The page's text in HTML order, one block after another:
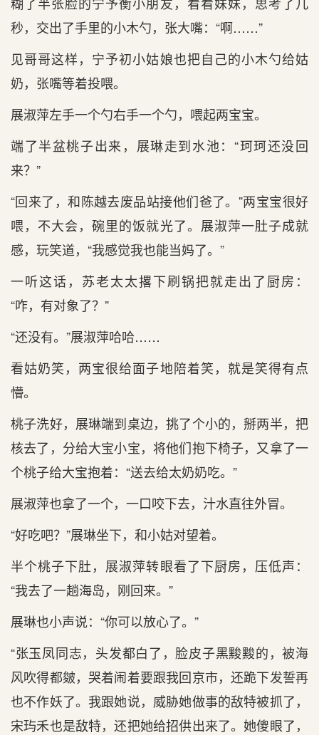
秒，交出了手里的小木勺，张大嘴：“啊……”
见哥哥这样，宁予初小姑娘也把自己的小木勺给姑
奶，张嘴等着投喂。
展淑萍左手一个勺右手一个勺，喂起两宝宝。
端了半盆桃子出来，展琳走到水池：“珂珂还没回
来？”
“回来了，和陈越去废品站接他们爸了。”两宝宝很好
喂，不大会，碗里的饭就光了。展淑萍一肚子成就
感，玩笑道，“我感觉我也能当妈了。”
一听这话，苏老太太撂下刷锅把就走出了厨房：
“咋，有对象了？”
“还没有。”展淑萍哈哈……
看姑奶笑，两宝很给面子地陪着笑，就是笑得有点
懵。
桃子洗好，展琳端到桌边，挑了个小的，掰两半，把
核去了，分给大宝小宝，将他们抱下椅子，又拿了一
个桃子给大宝抱着：“送去给太奶奶吃。”
展淑萍也拿了一个，一口咬下去，汁水直往外冒。
“好吃吧？”展琳坐下，和小姑对望着。
半个桃子下肚，展淑萍转眼看了下厨房，压低声：
“我去了一趟海岛，刚回来。”
展琳也小声说：“你可以放心了。”
“张玉凤同志，头发都白了，脸皮子黑黢黢的，被海
风吹得都皴，哭着闹着要跟我回京市，还跪下发誓再
也不作妖了。我跟她说，威胁她做事的敌特被抓了，
宋玙禾也是敌特，还把她给招供出来了。她傻眼了，